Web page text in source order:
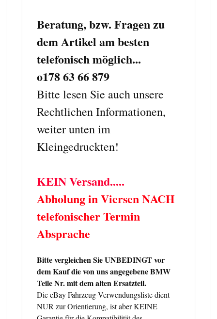
Beratung, bzw. Fragen zu
dem Artikel am besten
telefonisch möglich...
o178 63 66 879
Bitte lesen Sie auch unsere
Rechtlichen Informationen,
weiter unten im
Kleingedruckten!
KEIN Versand.....
Abholung in Viersen NACH
telefonischer Termin
Absprache
Bitte vergleichen Sie UNBEDINGT vor
dem Kauf die von uns angegebene BMW
Teile Nr. mit dem alten Ersatzteil.
Die eBay Fahrzeug-Verwendungsliste dient
NUR zur Orientierung, ist aber KEINE